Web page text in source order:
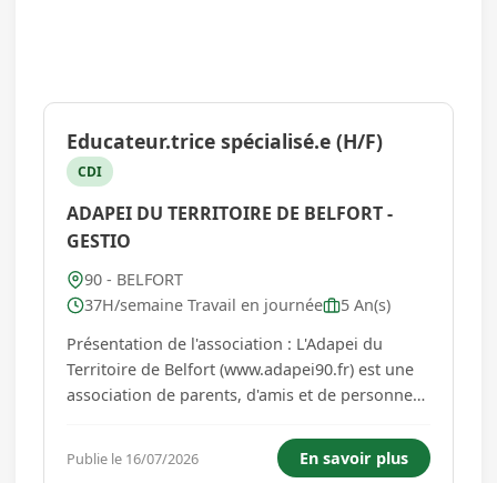
Educateur.trice spécialisé.e (H/F)
CDI
ADAPEI DU TERRITOIRE DE BELFORT -
GESTIO
90 - BELFORT
37H/semaine Travail en journée
5 An(s)
Présentation de l'association : L'Adapei du
Territoire de Belfort (www.adapei90.fr) est une
association de parents, d'amis et de personnes
associatif global disponible en téléchargement
sur le site ou sur demande à
Publie le 16/07/2026 En savoir plus